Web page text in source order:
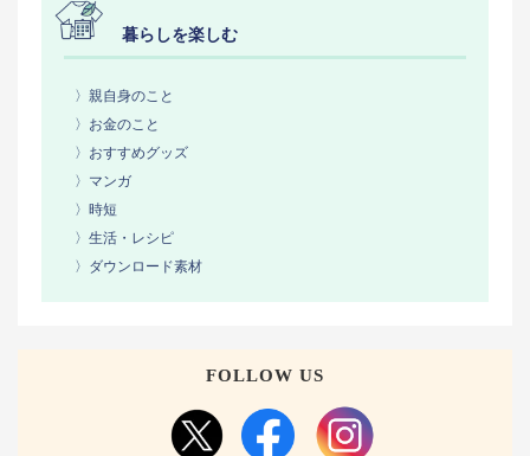
暮らしを楽しむ
〉親自身のこと
〉お金のこと
〉おすすめグッズ
〉マンガ
〉時短
〉生活・レシピ
〉ダウンロード素材
FOLLOW US